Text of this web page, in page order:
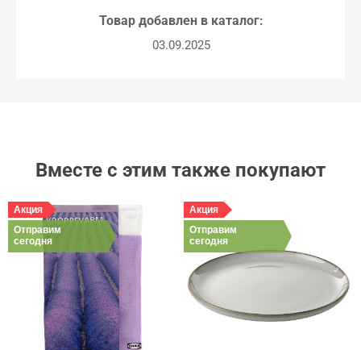
Товар добавлен в каталог:
03.09.2025
Вместе с этим также покупают
Акция
Отправим
сегодня
Акция
Отправим
сегодня